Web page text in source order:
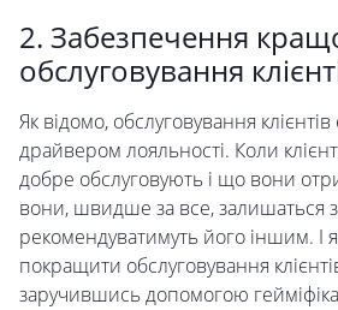
2. Забезпечення
обслуговування
Як відомо, обслуговування
драйвером лояльності. Коли
добре обслуговують і що вони
вони, швидше за все, залишаться
рекомендуватимуть його іншим. І
покращити обслуговування
заручившись допомогою